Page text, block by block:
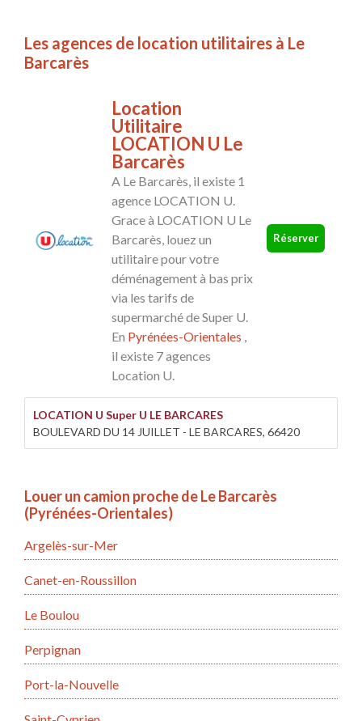
Les agences de location utilitaires à Le
Barcarès
Location
Utilitaire
LOCATION U Le
Barcarès
A Le Barcarès, il existe 1
agence LOCATION U.
Grace à LOCATION U Le
Barcarès, louez un
utilitaire pour votre
déménagement à bas prix
via les tarifs de
supermarché de Super U.
En Pyrénées-Orientales ,
il existe 7 agences
Location U.
Réserver
LOCATION U Super U LE BARCARES
BOULEVARD DU 14 JUILLET - LE BARCARES, 66420
Louer un camion proche de Le Barcarès
(Pyrénées-Orientales)
Argelès-sur-Mer
Canet-en-Roussillon
Le Boulou
Perpignan
Port-la-Nouvelle